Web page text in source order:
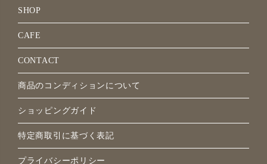
SHOP
CAFE
CONTACT
商品のコンディションについて
ショッピングガイド
特定商取引に基づく表記
プライバシーポリシー